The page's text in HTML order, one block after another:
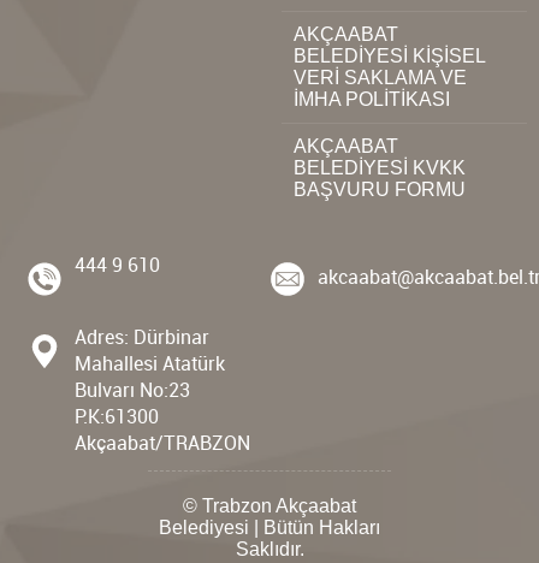
AKÇAABAT
BELEDİYESİ KİŞİSEL
VERİ SAKLAMA VE
İMHA POLİTİKASI
AKÇAABAT
BELEDİYESİ KVKK
BAŞVURU FORMU
444 9 610
Adres: Dürbinar
Mahallesi Atatürk
Bulvarı No:23
P.K:61300
Akçaabat/TRABZON
© Trabzon Akçaabat
Belediyesi | Bütün Hakları
Saklıdır.